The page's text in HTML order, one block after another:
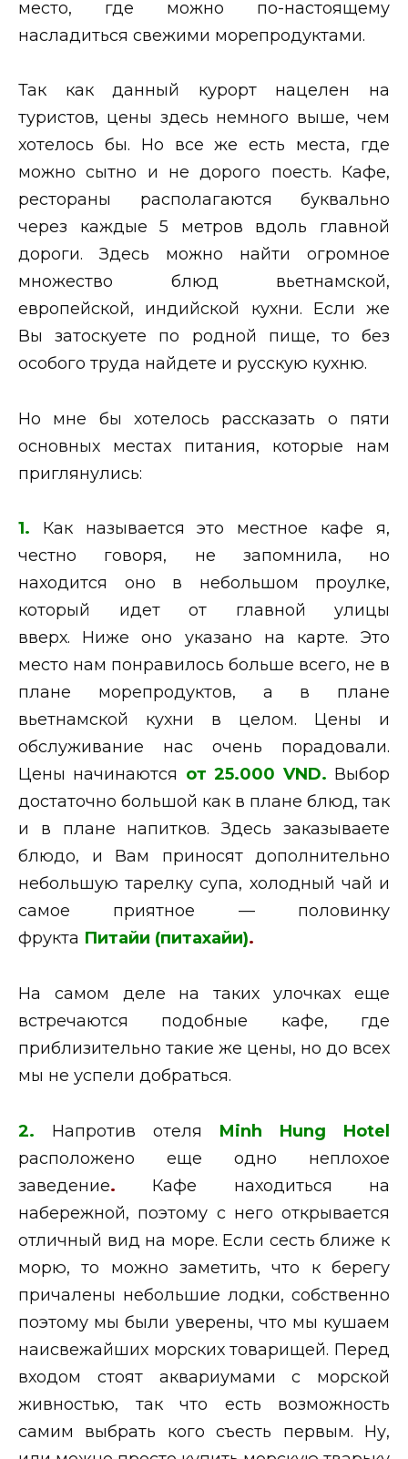
место, где можно по-настоящему
насладиться свежими морепродуктами.
Так как данный курорт нацелен на
туристов, цены здесь немного выше, чем
хотелось бы. Но все же есть места, где
можно сытно и не дорого поесть. Кафе,
рестораны располагаются буквально
через каждые 5 метров вдоль главной
дороги. Здесь можно найти огромное
множество блюд вьетнамской,
европейской, индийской кухни. Если же
Вы затоскуете по родной пище, то без
особого труда найдете и русскую кухню.
Но мне бы хотелось рассказать о пяти
основных местах питания, которые нам
приглянулись:
1. Как называется это местное кафе я,
честно говоря, не запомнила, но
находится оно в небольшом проулке,
который идет от главной улицы
вверх. Ниже оно указано на карте. Это
место нам понравилось больше всего, не в
плане морепродуктов, а в плане
вьетнамской кухни в целом. Цены и
обслуживание нас очень порадовали.
Цены начинаются от 25.000 VND. Выбор
достаточно большой как в плане блюд, так
и в плане напитков. Здесь заказываете
блюдо, и Вам приносят дополнительно
небольшую тарелку супа, холодный чай и
самое приятное — половинку
фрукта Питайи (питахайи).
На самом деле на таких улочках еще
встречаются подобные кафе, где
приблизительно такие же цены, но до всех
мы не успели добраться.
2. Напротив отеля Minh Hung Hotel
расположено еще одно неплохое
заведение. Кафе находиться на
набережной, поэтому с него открывается
отличный вид на море. Если сесть ближе к
морю, то можно заметить, что к берегу
причалены небольшие лодки, собственно
поэтому мы были уверены, что мы кушаем
наисвежайших морских товарищей. Перед
входом стоят аквариумами с морской
живностью, так что есть возможность
самим выбрать кого съесть первым. Ну,